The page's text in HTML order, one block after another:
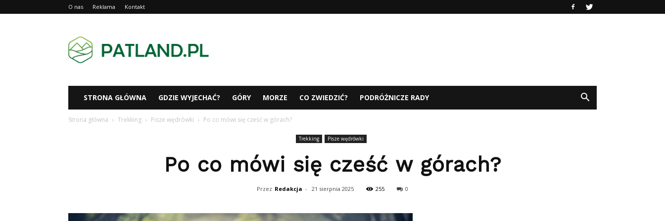
O nas Reklama Kontakt
STRONA GŁÓWNA GDZIE WYJECHAĆ? GÓRY MORZE CO ZWIEDZIĆ? PODRÓŻNICZE RADY
Strona główna Trekking Pisze wędrówki Po co mówi się cześć w górach?
Trekking Pisze wędrówki
Po co mówi się cześć w górach?
Przez Redakcja - 21 sierpnia 2025 255 0